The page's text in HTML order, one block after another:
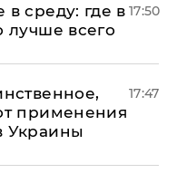
среду: где в
лучше всего
17:50
применения
Украины
17:47